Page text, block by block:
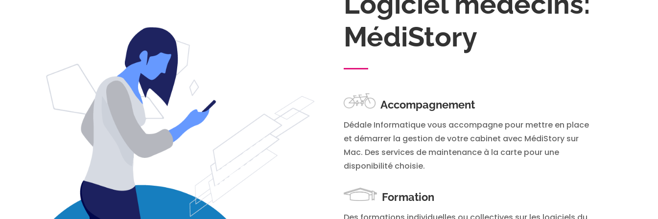
MédiStory
Accompagnement
Dédale Informatique vous accompagne pour mettre en place
et démarrer la gestion de votre cabinet avec MédiStory sur
Mac. Des services de maintenance à la carte pour une
disponibilité choisie.
Formation